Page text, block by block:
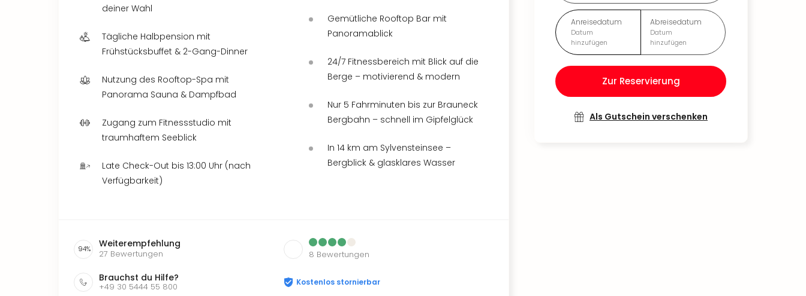
Anreisedatum
Datum
hinzufügen
Abreisedatum
Datum
hinzufügen
Zur Reservierung
Als Gutschein verschenken
deiner Wahl
Tägliche Halbpension mit
Frühstücksbuffet & 2-Gang-Dinner
Nutzung des Rooftop-Spa mit
Panorama Sauna & Dampfbad
Zugang zum Fitnessstudio mit
traumhaftem Seeblick
Late Check-Out bis 13:00 Uhr (nach
Verfügbarkeit)
Gemütliche Rooftop Bar mit
Panoramablick
24/7 Fitnessbereich mit Blick auf die
Berge – motivierend & modern
Nur 5 Fahrminuten bis zur Brauneck
Bergbahn – schnell im Gipfelglück
In 14 km am Sylvensteinsee –
Bergblick & glasklares Wasser
94% Weiterempfehlung
27 Bewertungen 8 Bewertungen
Brauchst du Hilfe?
+49 30 5444 55 800 Kostenlos stornierbar